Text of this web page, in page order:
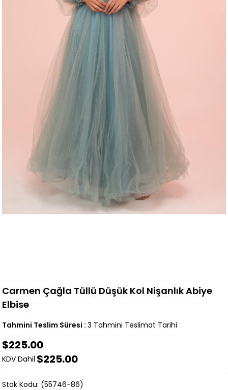
Carmen Çağla Tüllü Düşük Kol Nişanlık Abiye
Elbise
Tahmini Teslim Süresi : 3 Tahmini Teslimat Tarihi
$225.00
KDV Dahil $225.00
(55746-86)